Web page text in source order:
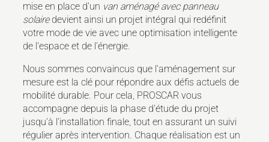
mise en place d'un van aménagé avec panneau
solairedevient ainsi un projet intégral qui redéfinit
votre mode de vie avec une optimisation intelligente
de l'espace et de l'énergie.
Nous sommes convaincus que l'aménagement sur
mesure est la clé pour répondre aux défis actuels de
mobilité durable. Pour cela, PROSCAR vous
accompagne depuis la phase d'étude du projet
jusqu'à l'installation finale, tout en assurant un suivi
régulier après intervention. Chaque réalisation est un